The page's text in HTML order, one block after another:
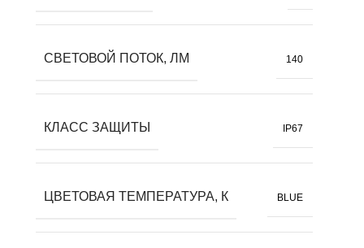
СВЕТОВОЙ ПОТОК, ЛМ 140
КЛАСС ЗАЩИТЫ IP67
ЦВЕТОВАЯ ТЕМПЕРАТУРА, К BLUE